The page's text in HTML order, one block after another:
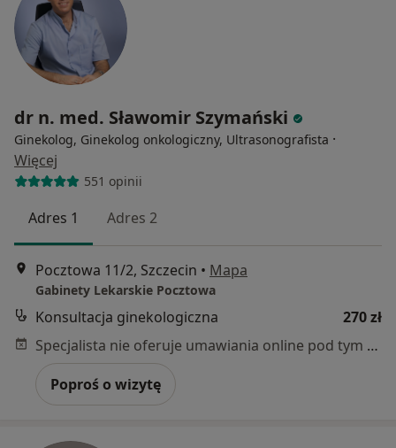
dr n. med. Sławomir Szymański
Ginekolog, Ginekolog onkologiczny, Ultrasonografista ·
Więcej
551 opinii
Adres 1 Adres 2
Pocztowa 11/2, Szczecin • Mapa
Gabinety Lekarskie Pocztowa
Konsultacja ginekologiczna
270 zł
Specjalista nie oferuje umawiania online pod tym adresem.
Poproś o wizytę